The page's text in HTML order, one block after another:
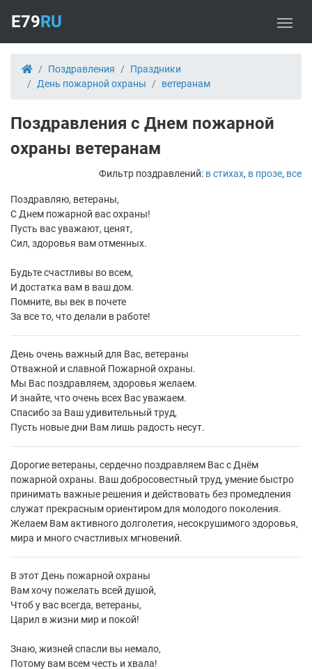
E79RU
Поздравления
Праздники
День пожарной охраны
ветеранам
Поздравления с Днем пожарной
охраны ветеранам
Фильтр поздравлений: в стихах, в прозе, все
Поздравляю, ветераны,
С Днем пожарной вас охраны!
Пусть вас уважают, ценят,
Сил, здоровья вам отменных.
Будьте счастливы во всем,
И достатка вам в ваш дом.
Помните, вы век в почете
За все то, что делали в работе!
День очень важный для Вас, ветераны
Отважной и славной Пожарной охраны.
Мы Вас поздравляем, здоровья желаем.
И знайте, что очень всех Вас уважаем.
Спасибо за Ваш удивительный труд,
Пусть новые дни Вам лишь радость несут.
Дорогие ветераны, сердечно поздравляем Вас с Днём
пожарной охраны. Ваш добросовестный труд, умение быстро
принимать важные решения и действовать без промедления
служат прекрасным ориентиром для молодого поколения.
Желаем Вам активного долголетия, несокрушимого здоровья,
мира и много счастливых мгновений.
В этот День пожарной охраны
Вам хочу пожелать всей душой,
Чтоб у вас всегда, ветераны,
Царил в жизни мир и покой!
Знаю, жизней спасли вы немало,
Потому вам всем честь и хвала!